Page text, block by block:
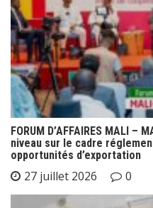
FORUM D’AFFAIRES MALI –
niveau sur le cadre
opportunités d’exportation
27 juillet 2026 0